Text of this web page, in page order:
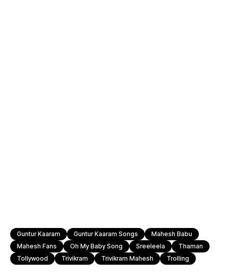
Guntur Kaaram Guntur Kaaram Songs
Mahesh Babu
Mahesh Fans
Oh My Baby Song Sreeleela
Thaman
Tollywood
Trivikram Trivikram Mahesh Trolling